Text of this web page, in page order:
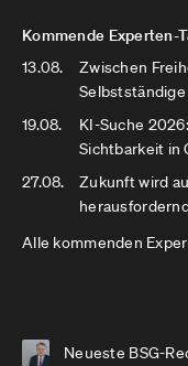
Kommende Experten-
13.08.
Zwischen
19.08.
KI-Suche
Sichtbarkeit in
27.08.
Zukunft wird
Alle kommenden
Neueste BSG-